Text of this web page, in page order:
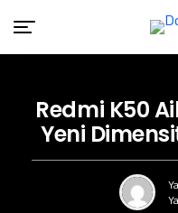
Redmi K50
Yeni